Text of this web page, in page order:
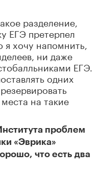
разделение,
ЕГЭ претерпел
хочу напомнить,
ни даже
ЕГЭ.
одних
на такие
проблем
«Эврика»
что есть два